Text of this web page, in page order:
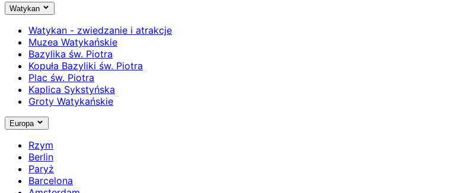
Watykan
Watykan - zwiedzanie i atrakcje
Muzea Watykańskie
Bazylika św. Piotra
Kopuła Bazyliki św. Piotra
Plac św. Piotra
Kaplica Sykstyńska
Groty Watykańskie
Europa
Rzym
Berlin
Paryż
Barcelona